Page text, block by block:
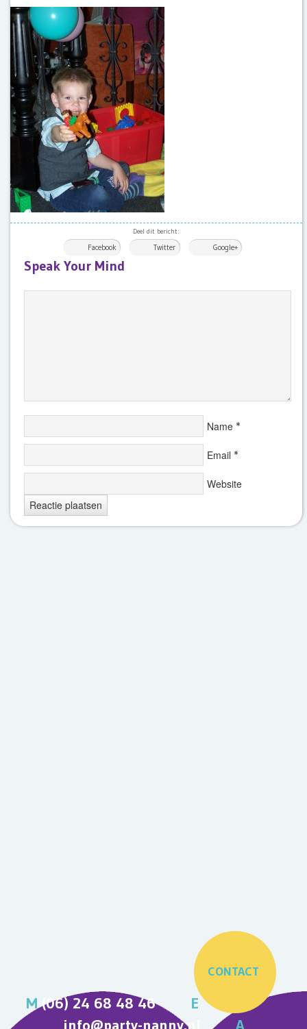
Deel dit bericht:
Facebook Twitter Google+
Speak Your Mind
Name *
Email *
Website
CONTACT
M(06) 24 68 48 46 E
info@party-nanny.nl
A